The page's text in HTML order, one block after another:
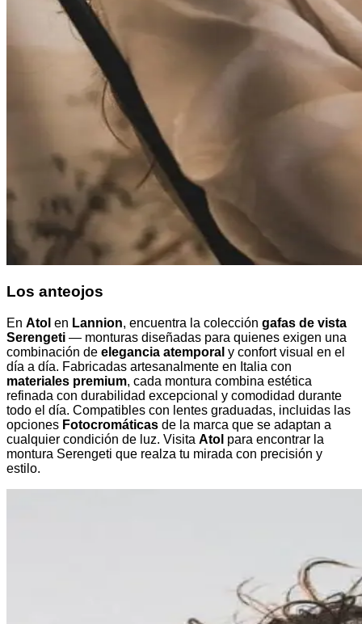
Los anteojos
En Atol en Lannion, encuentra la colección gafas de vista
Serengeti — monturas diseñadas para quienes exigen una
combinación de elegancia atemporal y confort visual en el
día a día. Fabricadas artesanalmente en Italia con
materiales premium, cada montura combina estética
refinada con durabilidad excepcional y comodidad durante
todo el día. Compatibles con lentes graduadas, incluidas las
opciones Fotocromáticas de la marca que se adaptan a
cualquier condición de luz. Visita Atol para encontrar la
montura Serengeti que realza tu mirada con precisión y
estilo.